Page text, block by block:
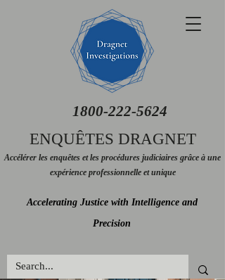
ENQUÊTES DRAGNET
Accélérer les enquêtes et les procédures judiciaires grâce à une
expérience professionnelle et unique
1800-222-5624
Accelerating Justice with Intelligence and
Precision